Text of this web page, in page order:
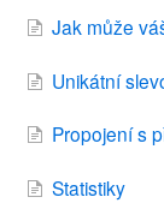
Jak může
Unikátní
Propojení s
Statistiky